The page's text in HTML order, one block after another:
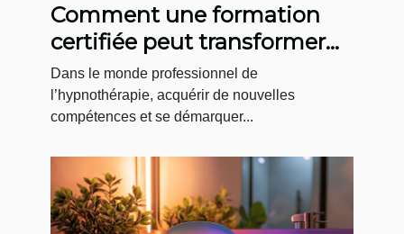
Comment une formation
certifiée peut transformer
votre carrière
d’hypnothérapeute ?
Dans le monde professionnel de
l’hypnothérapie, acquérir de nouvelles
compétences et se démarquer...